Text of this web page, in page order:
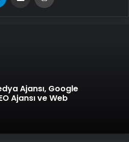
Ajansı ve Web